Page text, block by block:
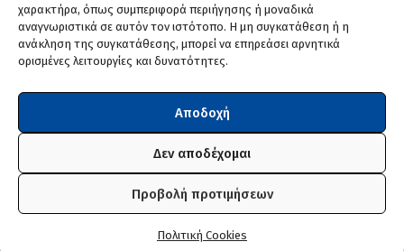
χαρακτήρα, όπως συμπεριφορά περιήγησης ή μοναδικά
αναγνωριστικά σε αυτόν τον ιστότοπο. Η μη συγκατάθεση ή η
ανάκληση της συγκατάθεσης, μπορεί να επηρεάσει αρνητικά
ορισμένες λειτουργίες και δυνατότητες.
Αποδοχή
Δεν αποδέχομαι
Προβολή προτιμήσεων
Πολιτική Cookies
© 2024 Τμήμα Δ' Πληροφορικής και Νέων Τεχνολογιών Δ.Π.Ε.